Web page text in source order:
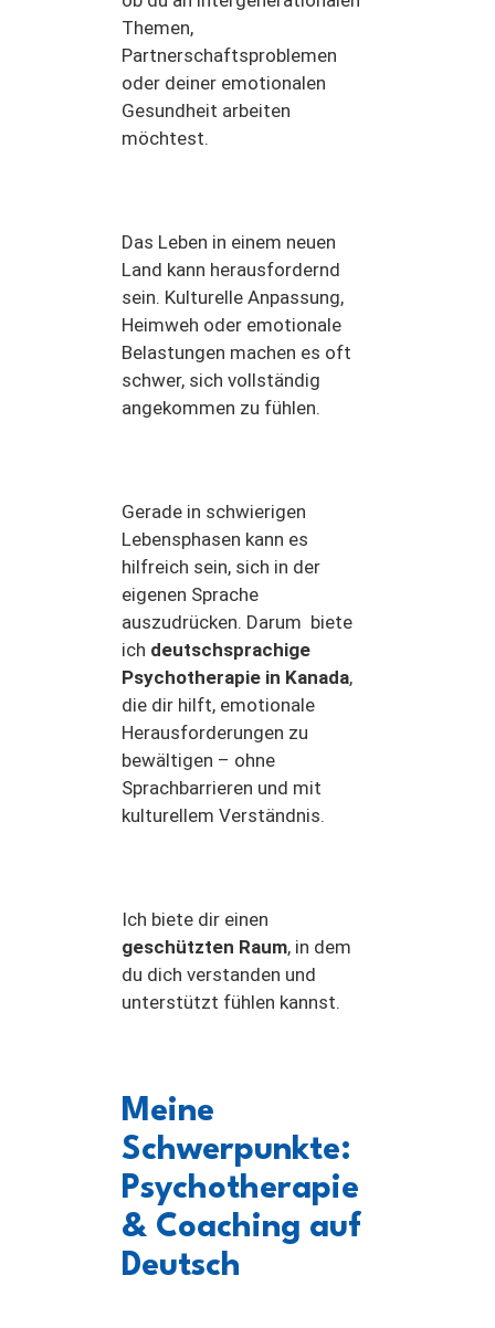
Themen,
Partnerschaftsproblemen
oder deiner emotionalen
Gesundheit arbeiten
möchtest.
Das Leben in einem neuen
Land kann herausfordernd
sein. Kulturelle Anpassung,
Heimweh oder emotionale
Belastungen machen es oft
schwer, sich vollständig
angekommen zu fühlen.
Gerade in schwierigen
Lebensphasen kann es
hilfreich sein, sich in der
eigenen Sprache
auszudrücken. Darum biete
ich deutschsprachige
Psychotherapie in Kanada,
die dir hilft, emotionale
Herausforderungen zu
bewältigen – ohne
Sprachbarrieren und mit
kulturellem Verständnis.
Ich biete dir einen
geschützten Raum, in dem
du dich verstanden und
unterstützt fühlen kannst.
Meine
Schwerpunkte:
Psychotherapie
& Coaching auf
Deutsch